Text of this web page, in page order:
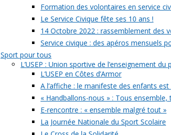
Formation des volontaires en service
Le Service Civique fête ses 10 ans !
14 Octobre 2022 : rassemblement des
Service civique : des apéros mensuels
Sport pour tous
L’USEP : Union sportive de l’enseignement du
L’USEP en Côtes d’Armor
A l’affiche : le manifeste des enfants est
« Handballons-nous » : Tous ensemble,
E-rencontre : « ensemble malgré tout »
La Journée Nationale du Sport Scolaire